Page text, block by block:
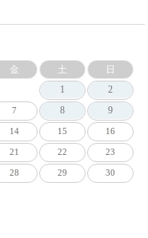
金 土
日
1
2
7 8
9
14 15 16
21 22 23
28 29 30